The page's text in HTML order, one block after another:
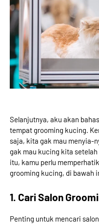
Selanjutnya, aku akan
tempat grooming kucing.
saja, kita gak mau menyia-
gak mau kucing kita
itu, kamu perlu
grooming kucing, di bawah
1. Cari Salon
Penting untuk mencari